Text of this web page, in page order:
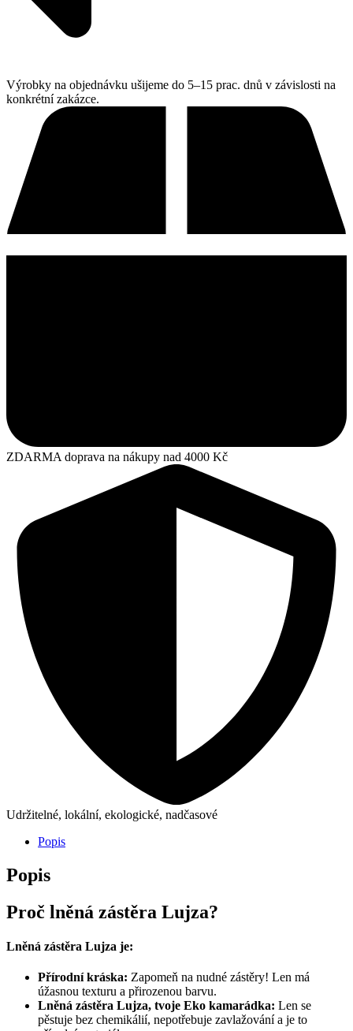
Výrobky na objednávku ušijeme do 5–15 prac. dnů v závislosti na
konkrétní zakázce.
ZDARMA doprava na nákupy nad 4000 Kč
Udržitelné, lokální, ekologické, nadčasové
Popis
Popis
Proč lněná zástěra Lujza?
Lněná zástěra Lujza je:
Přírodní kráska: Zapomeň na nudné zástěry! Len má
úžasnou texturu a přirozenou barvu.
Lněná zástěra Lujza, tvoje Eko kamarádka: Len se
pěstuje bez chemikálií, nepotřebuje zavlažování a je to